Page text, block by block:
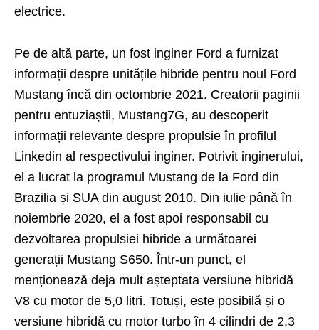
electrice.
Pe de altă parte, un fost inginer Ford a furnizat
informații despre unitățile hibride pentru noul Ford
Mustang încă din octombrie 2021. Creatorii paginii
pentru entuziaștii, Mustang7G, au descoperit
informații relevante despre propulsie în profilul
Linkedin al respectivului inginer. Potrivit inginerului,
el a lucrat la programul Mustang de la Ford din
Brazilia și SUA din august 2010. Din iulie până în
noiembrie 2020, el a fost apoi responsabil cu
dezvoltarea propulsiei hibride a următoarei
generații Mustang S650. Într-un punct, el
menționează deja mult așteptata versiune hibridă
V8 cu motor de 5,0 litri. Totuși, este posibilă și o
versiune hibridă cu motor turbo în 4 cilindri de 2,3